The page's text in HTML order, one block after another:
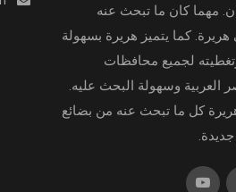
مهما كان ما تبحث عنه
كما يتميز هريرة بسهولة
لجميع محافظات
العربية وسهولة البحث عليه.
كل ما تبحث عنه من بضائع